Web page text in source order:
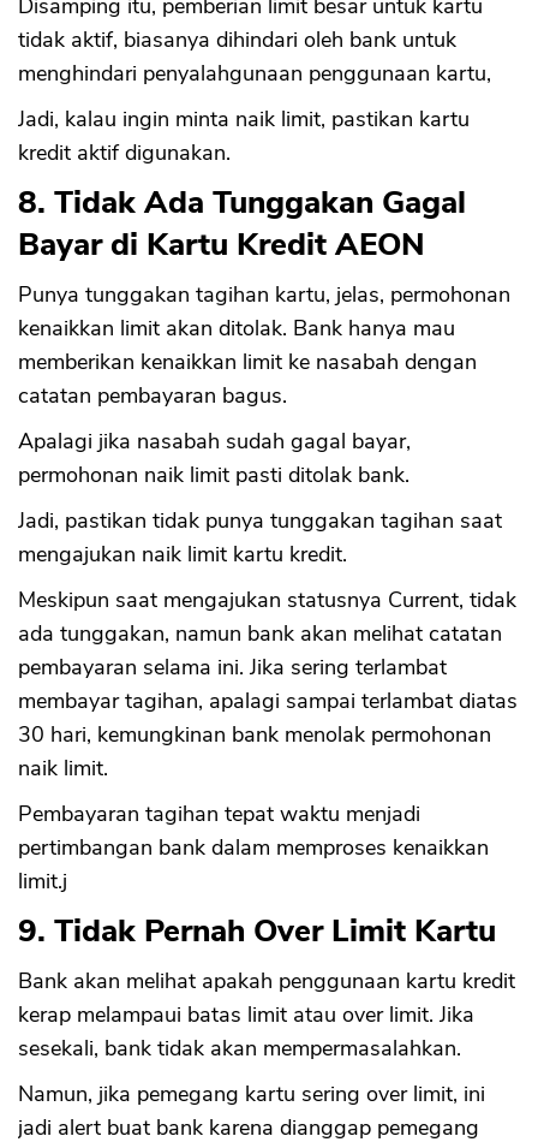
Disamping itu, pemberian limit besar untuk kartu
tidak aktif, biasanya dihindari oleh bank untuk
menghindari penyalahgunaan penggunaan kartu,
Jadi, kalau ingin minta naik limit, pastikan kartu
kredit aktif digunakan.
8. Tidak Ada Tunggakan Gagal
Bayar di Kartu Kredit AEON
Punya tunggakan tagihan kartu, jelas, permohonan
kenaikkan limit akan ditolak. Bank hanya mau
memberikan kenaikkan limit ke nasabah dengan
catatan pembayaran bagus.
Apalagi jika nasabah sudah gagal bayar,
permohonan naik limit pasti ditolak bank.
Jadi, pastikan tidak punya tunggakan tagihan saat
mengajukan naik limit kartu kredit.
Meskipun saat mengajukan statusnya Current, tidak
ada tunggakan, namun bank akan melihat catatan
pembayaran selama ini. Jika sering terlambat
membayar tagihan, apalagi sampai terlambat diatas
30 hari, kemungkinan bank menolak permohonan
naik limit.
Pembayaran tagihan tepat waktu menjadi
pertimbangan bank dalam memproses kenaikkan
limit.j
9. Tidak Pernah Over Limit Kartu
Bank akan melihat apakah penggunaan kartu kredit
kerap melampaui batas limit atau over limit. Jika
sesekali, bank tidak akan mempermasalahkan.
Namun, jika pemegang kartu sering over limit, ini
jadi alert buat bank karena dianggap pemegang
OK
CANCEL